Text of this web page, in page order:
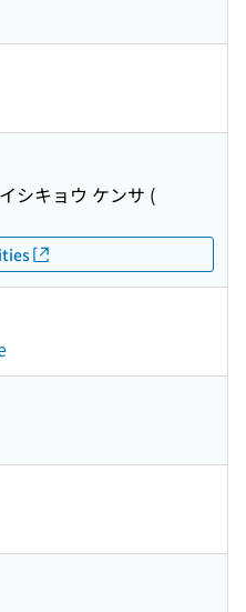
シキョウ ケンサ (